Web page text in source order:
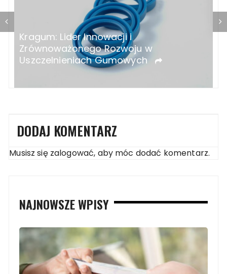
Ozonatory do domu – na co zwrócić
uwagę przy zakupie?
DODAJ KOMENTARZ
Musisz się zalogować, aby móc dodać komentarz.
NAJNOWSZE WPISY